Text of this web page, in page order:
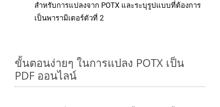
สำหรับการแปลงจาก POTX และระบุรูปแบบที่ต้องการ
เป็นพารามิเตอร์ตัวที่ 2
ขั้นตอนง่ายๆ ในการแปลง POTX เป็น
PDF ออนไลน์